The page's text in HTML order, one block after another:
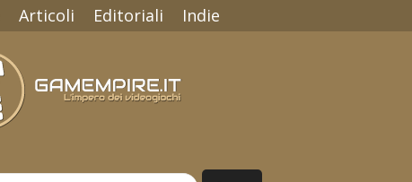
Articoli Editoriali Indie